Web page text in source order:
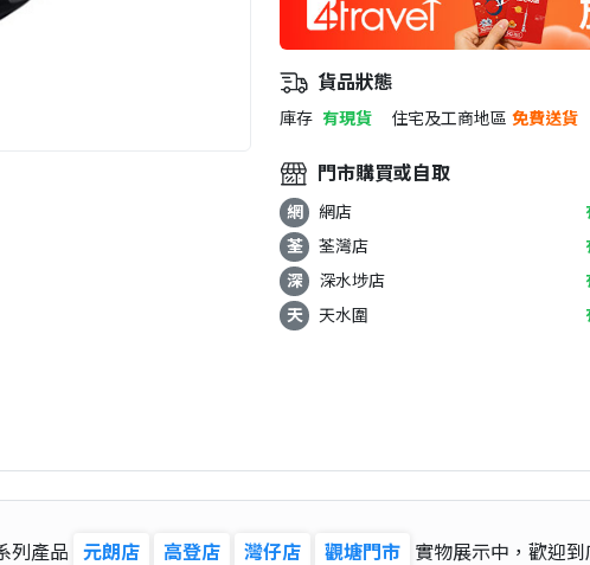
貨品狀態
庫存 有現貨 住宅及工商地區 免費送貨
門市購買或自取
網 網店
荃
荃灣店
深
深水埗店
天
天水圍
列產品 元朗店 高登店 灣仔店 觀塘門市 實物展示中，歡迎到